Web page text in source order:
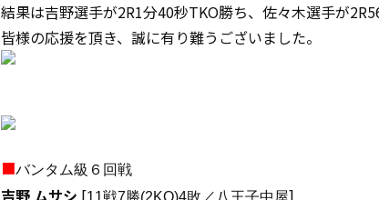
結果は吉野選手が2R1分40秒TKO勝ち、佐々木選手が
皆様の応援を頂き、誠に有り難うございました。
■バンタム級６回戦
吉野 ムサシ [11戦7勝(2KO)4敗／八王子中屋]